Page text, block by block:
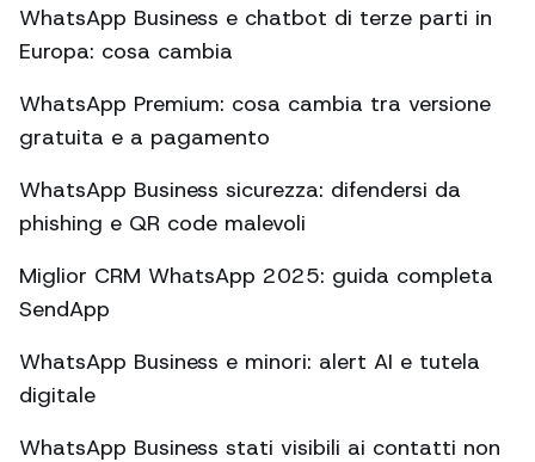
WhatsApp Business e chatbot di terze parti in
Europa: cosa cambia
WhatsApp Premium: cosa cambia tra versione
gratuita e a pagamento
WhatsApp Business sicurezza: difendersi da
phishing e QR code malevoli
Miglior CRM WhatsApp 2025: guida completa
SendApp
WhatsApp Business e minori: alert AI e tutela
digitale
WhatsApp Business stati visibili ai contatti non